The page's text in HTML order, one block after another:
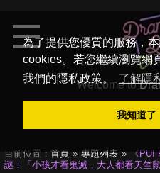
為了提供您優質的服務，
cookies。若您繼續瀏覽網
我們的隱私政策。
了解隱
我知道了
Welcome to
目前位置： 首頁 專題列表
《
謎：「小孩才看鬼滅，大人都看天竺鼠